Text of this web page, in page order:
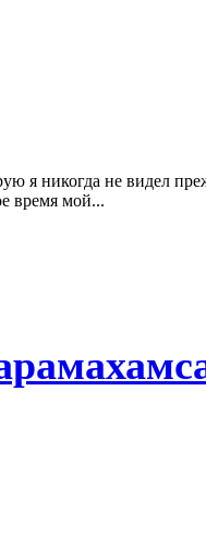
я никогда не видел
время мой...